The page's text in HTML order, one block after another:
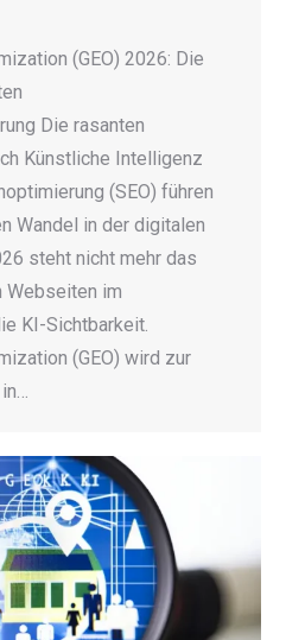
(GEO) 2026: Die
Die rasanten
Künstliche Intelligenz
(SEO) führen
Wandel in der digitalen
steht nicht mehr das
Webseiten im
KI-Sichtbarkeit.
(GEO) wird zur